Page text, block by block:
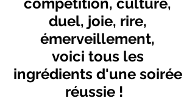
duel, joie, rire,
émerveillement,
voici tous les
ingrédients d'une soirée
réussie !